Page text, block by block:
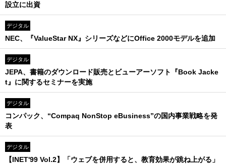
設立に出資
デジタル
NEC、『ValueStar NX』シリーズなどにOffice 2000モデルを追加
デジタル
JEPA、書籍のダウンロード販売とビューアーソフト『Book Jacke
t』に関するセミナーを実施
デジタル
コンパック、“Compaq NonStop eBusiness”の国内事業戦略を発
表
デジタル
【INET'99 Vol.2】「ウェブを併用すると、教育効果が跳ね上がる」